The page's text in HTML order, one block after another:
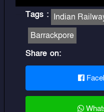
Tags : Indian
Barrackpore
Share on: